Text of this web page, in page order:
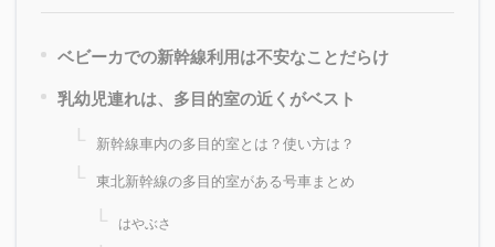
ベビーカでの新幹線利用は不安なことだらけ
乳幼児連れは、多目的室の近くがベスト
新幹線車内の多目的室とは？使い方は？
東北新幹線の多目的室がある号車まとめ
はやぶさ